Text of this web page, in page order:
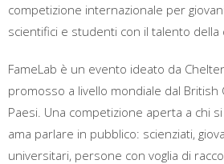
competizione internazionale per
scientifici e studenti con il talento della
FameLab è un evento ideato da
promosso a livello mondiale dal British
Paesi. Una competizione aperta a chi
ama parlare in pubblico: scienziati,
universitari, persone con voglia di